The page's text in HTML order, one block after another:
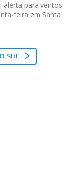
alerta para ventos
feira em Santa
SUL